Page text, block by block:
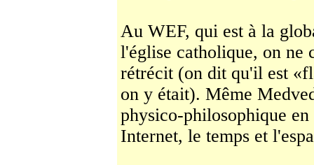
Au WEF, qui est à la
l'église catholique, on ne
rétrécit (on dit qu'il est
on y était). Même
physico-philosophique
Internet, le temps et